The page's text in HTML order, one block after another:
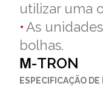
utilizar uma
As
bolhas.
Μ-TRON
ESPECIFICAÇÃO DE